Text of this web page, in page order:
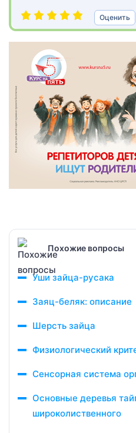
Оценить
Похожие вопросы
Уши зайца-русака
Заяц-беляк: описание
Шерсть зайца
Физиологический
Сенсорная система
Основные деревья
широколиственного